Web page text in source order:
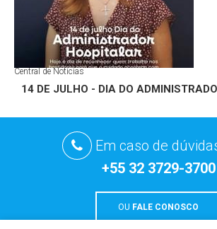
Central de Notícias
14 DE JULHO - DIA DO
Em caso de
+55 32 3729-3700
OU FALE CONOSCO